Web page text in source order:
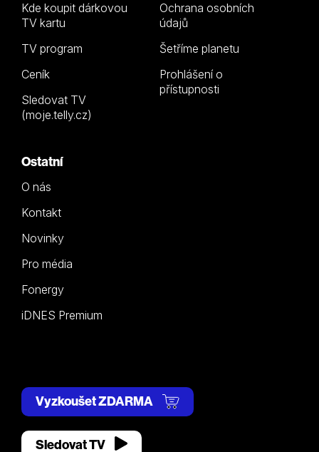
Kde koupit dárkovou
TV kartu
TV program
Ceník
Sledovat TV
(moje.telly.cz)
Ochrana osobních
údajů
Šetříme planetu
Prohlášení o
přístupnosti
Ostatní
O nás
Kontakt
Novinky
Pro média
Fonergy
iDNES Premium
Vyzkoušet ZDARMA
Sledovat TV